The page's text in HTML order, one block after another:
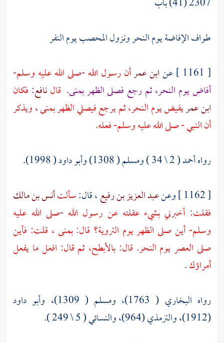
طواف الإفاضة يوم النحر ونزول المحصب يوم النفر
[ 1161 ] عن
ابن عمرأن رسول الله -صلى الله عليه وسلم-
أفاض يوم النحر، ثم رجع فصلى الظهربمنى. قالنافع: فكان
ابن عمريفيض يوم النحر، ثم يرجع فيصلي الظهربمنى ،ويذكر
أن النبي - صلى الله عليه وسلم- فعله.
رواه أحمد ( 2 \ 34 ) ومسلم ( 1308) وأبو داود ( 1998).
[ 1162 ] وعن
عبد العزيز بن رفيع، قال:سألتأنس بن مالك
فقلت: أخبرني بشيء عقلته عن رسول الله -صلى الله عليه
وسلم- أين صلى الظهر يوم التروية؟ قال: بمنى ، قلت: فأين
صلى العصر يوم النحر. قال: بالأبطح، ثم قال: افعل ما يفعل
أمراؤك.
رواه البخاري ( 1763)، ومسلم ( 1309)، وأبو داود
(1912)، والترمذي (964)، والنسائي ( 5 \ 249 ).